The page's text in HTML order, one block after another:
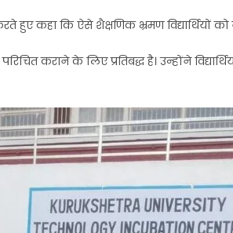
कि ऐसे शैक्षणिक भ्रमण विद्यार्थियों को
कराने के लिए प्रतिबद्ध है। उन्होंने